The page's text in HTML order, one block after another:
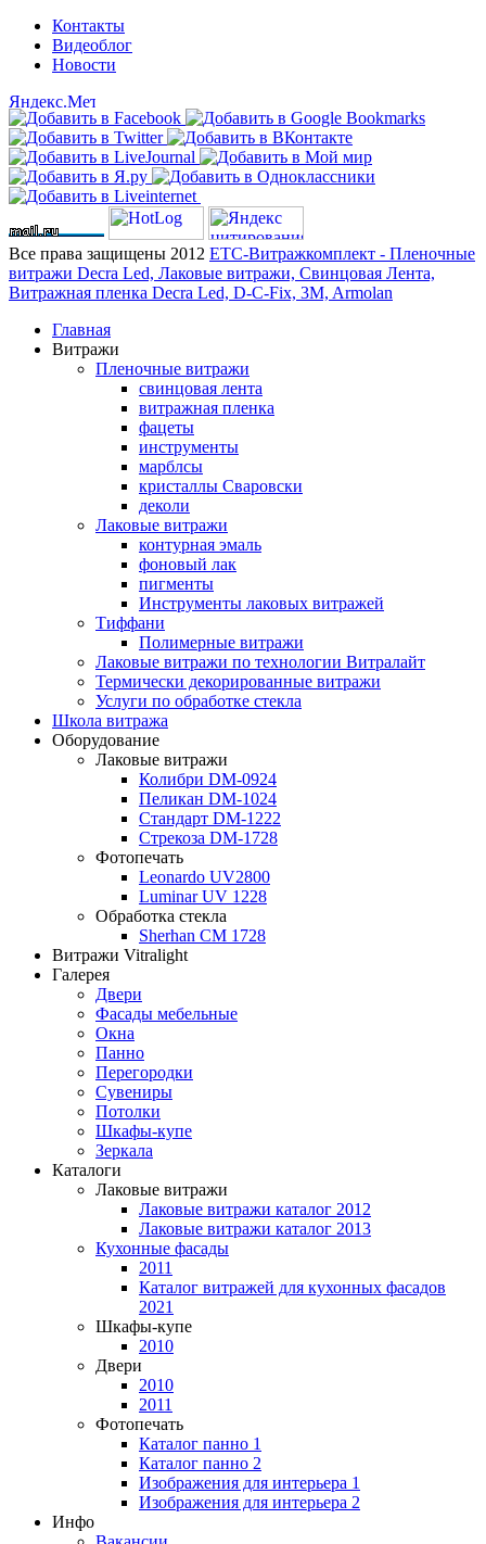
Контакты
Видеоблог
Новости
Все права защищены 2012 ЕТС-Витражкомплект - Пленочные
витражи Decra Led, Лаковые витражи, Свинцовая Лента,
Витражная пленка Decra Led, D-C-Fix, 3M, Armolan
Главная
Витражи
Пленочные витражи
свинцовая лента
витражная пленка
фацеты
инструменты
марблсы
кристаллы Сваровски
деколи
Лаковые витражи
контурная эмаль
фоновый лак
пигменты
Инструменты лаковых витражей
Тиффани
Полимерные витражи
Лаковые витражи по технологии Витралайт
Термически декорированные витражи
Услуги по обработке стекла
Школа витража
Оборудование
Лаковые витражи
Колибри DM-0924
Пеликан DM-1024
Стандарт DM-1222
Стрекоза DM-1728
Фотопечать
Leonardo UV2800
Luminar UV 1228
Обработка стекла
Sherhan CM 1728
Витражи Vitralight
Галерея
Двери
Фасады мебельные
Окна
Панно
Перегородки
Сувениры
Потолки
Шкафы-купе
Зеркала
Каталоги
Лаковые витражи
Лаковые витражи каталог 2012
Лаковые витражи каталог 2013
Кухонные фасады
2011
Каталог витражей для кухонных фасадов
2021
Шкафы-купе
2010
Двери
2010
2011
Фотопечать
Каталог панно 1
Каталог панно 2
Изображения для интерьера 1
Изображения для интерьера 2
Инфо